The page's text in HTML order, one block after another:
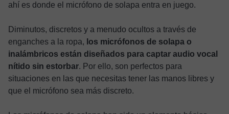
ahí es donde el micrófono de solapa entra en juego.
Diminutos, discretos y a menudo ocultos a través de
enganches a la ropa, los micrófonos de solapa o
inalámbricos están diseñados para captar audio vocal
nítido sin estorbar. Por ello, son perfectos para
situaciones en las que necesitas tener las manos libres y
que el micrófono sea más discreto.